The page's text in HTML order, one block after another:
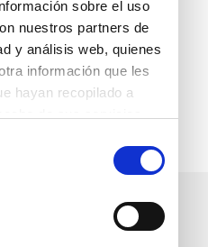
sobre el uso
nuestros partners de
y análisis web, quienes
información que les
hayan recopilado a
boletín